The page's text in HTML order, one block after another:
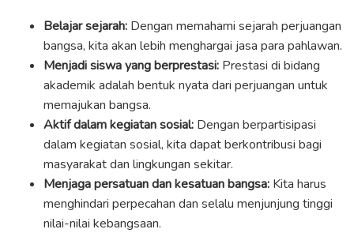
Belajar sejarah: Dengan memahami sejarah perjuangan
bangsa, kita akan lebih menghargai jasa para pahlawan.
Menjadi siswa yang berprestasi: Prestasi di bidang
akademik adalah bentuk nyata dari perjuangan untuk
memajukan bangsa.
Aktif dalam kegiatan sosial: Dengan berpartisipasi
dalam kegiatan sosial, kita dapat berkontribusi bagi
masyarakat dan lingkungan sekitar.
Menjaga persatuan dan kesatuan bangsa: Kita harus
menghindari perpecahan dan selalu menjunjung tinggi
nilai-nilai kebangsaan.